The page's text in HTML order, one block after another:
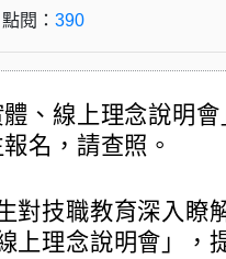
閱： 390
、線上理念說明
名，請查照。
對技職教育深入瞭
上理念說明會」，